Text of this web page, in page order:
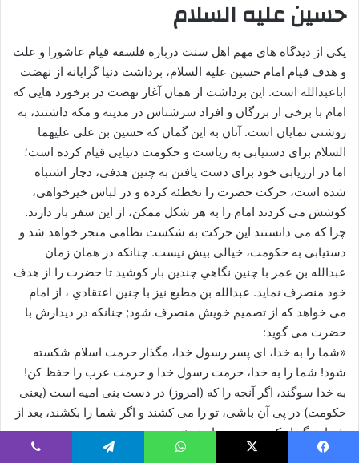
حسین علیه السلام
یکی از دیدگاه هاى مهم اهل سنت درباره فلسفه قیام عاشورا و علت
و هدف قیام امام حسین علیه السلام، برداشت دنیا گرایانه از نهضت
اباعبدالله است. این برداشت از همان آغاز نهضت در برخورد هایى که
امام با برخی از بزرگان و افراد سرشناس در مدینه و مکه داشتند، به
روشنى نمایان است. آنان به این گمان که حسین بن على علیهما
السلام براى دستیابى به ریاست و حکومت دنیايی قیام کرده است؛
اما در ارزیابی خود براى دست یافتن به چنین هدفى، دچار اشتباه
شده است، حرکت حضرت را تخطئه کرده و در لباس خیرخواهی،
کوشش مى کردند امام را به هر شکل ممکن، از این سفر باز دارند.
چرا که مى دانستند این حرکت به شکست نظامی منجر خواهد شد و
دستیابى به حکومت، خیالی بیش نیست. چنانکه در همان زمان
عبدالله بن عمر با چنین نگاهي چندین بار کوشید تا حضرت را از هدف
خود منصرف نماید. عبدالله بن مطیع نیز با چنین اعتقادي ، از امام
مى خواهد که از تصمیم خویش منصرف شود; چنانکه در دیدارش با
حضرت مى گوید:
«شما را به خدا، اى پسر رسول خدا، مگذار حرمت اسلام شکسته
شود! شما را به خدا، حرمت رسول خدا و حرمت عرب را حفظ کن!
به خدا سوگند، اگر آنچه را که (امروز) در دست بنى امیه است (یعنی
حکومت) در پى آن باشى، تو را مى کشند و اگر شما را بکشند، بعد از
شما هرگز از کسى نمى هراسند.»
چنین اندیشه اى محدود به عصر امام حسین علیه السلام نشد. بلکه در